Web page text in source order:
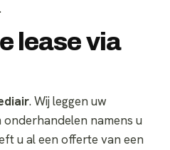
lease via
. Wij leggen uw
namens u
u al een offerte van een